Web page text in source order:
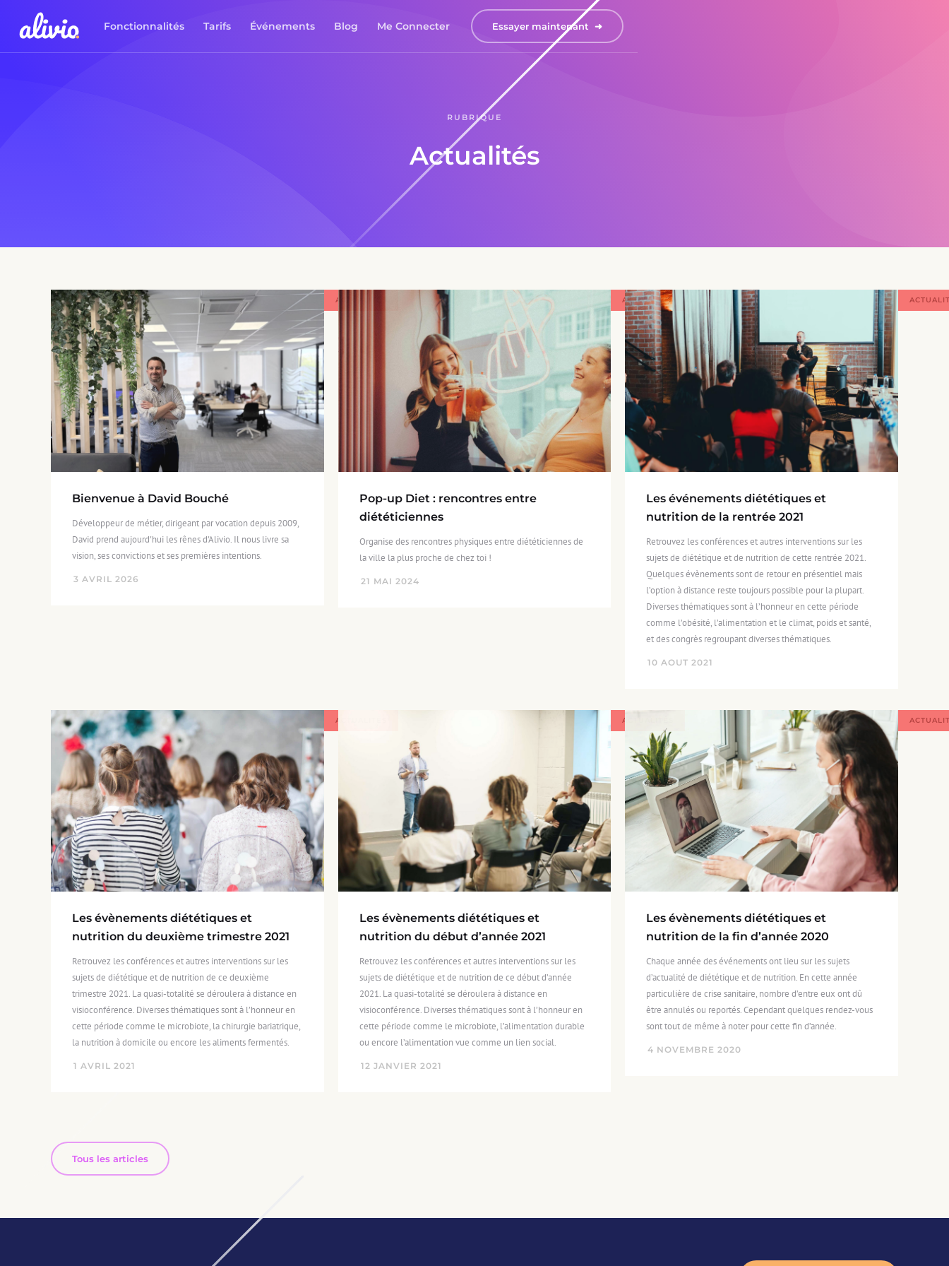
Fonctionnalités Tarifs Événements Blog Me Connecter Essayer maintenant  ➜
RUBRIQUE
Actualités
Bienvenue à David Bouché
Développeur de métier, dirigeant par vocation depuis 2009,
David prend aujourd'hui les rênes d'Alivio. Il nous livre sa
vision, ses convictions et ses premières intentions.
3 AVRIL 2026
ACTUALITÉS
Pop-up Diet : rencontres entre
diététiciennes
Organise des rencontres physiques entre diététiciennes de
la ville la plus proche de chez toi !
21 MAI 2024
ACTUALITÉS
Les événements diététiques et
nutrition de la rentrée 2021
Retrouvez les conférences et autres interventions sur les
sujets de diététique et de nutrition de cette rentrée 2021.
Quelques évènements sont de retour en présentiel mais
l’option à distance reste toujours possible pour la plupart.
Diverses thématiques sont à l’honneur en cette période
comme l’obésité, l’alimentation et le climat, poids et santé,
et des congrès regroupant diverses thématiques.
10 AOUT 2021
Les évènements diététiques et
nutrition du deuxième trimestre 2021
Retrouvez les conférences et autres interventions sur les
sujets de diététique et de nutrition de ce deuxième
trimestre 2021. La quasi-totalité se déroulera à distance en
visioconférence. Diverses thématiques sont à l’honneur en
cette période comme le microbiote, la chirurgie bariatrique,
la nutrition à domicile ou encore les aliments fermentés.
1 AVRIL 2021
ACTUALITÉS
Les évènements diététiques et
nutrition du début d’année 2021
Retrouvez les conférences et autres interventions sur les
sujets de diététique et de nutrition de ce début d’année
2021. La quasi-totalité se déroulera à distance en
visioconférence. Diverses thématiques sont à l’honneur en
cette période comme le microbiote, l’alimentation durable
ou encore l’alimentation vue comme un lien social.
12 JANVIER 2021
ACTUALITÉS
Les évènements diététiques et
nutrition de la fin d’année 2020
Chaque année des événements ont lieu sur les sujets
d’actualité de diététique et de nutrition. En cette année
particulière de crise sanitaire, nombre d’entre eux ont dû
être annulés ou reportés. Cependant quelques rendez-vous
sont tout de même à noter pour cette fin d’année.
4 NOVEMBRE 2020
Tous les articles